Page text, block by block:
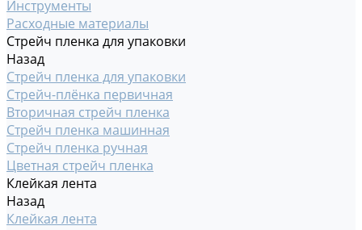
Инструменты
Расходные материалы
Стрейч пленка для упаковки
Назад
Стрейч пленка для упаковки
Стрейч-плёнка первичная
Вторичная стрейч пленка
Стрейч пленка машинная
Стрейч пленка ручная
Цветная стрейч пленка
Клейкая лента
Назад
Клейкая лента